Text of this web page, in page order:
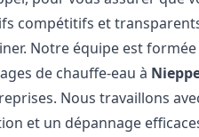
compétitifs et
Notre équipe est
de chauffe-eau à
Nous travaillons
et un dépannage